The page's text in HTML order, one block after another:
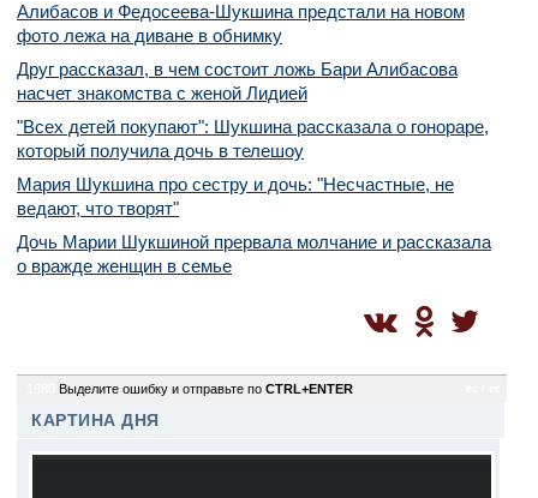
Алибасов и Федосеева-Шукшина предстали на новом
фото лежа на диване в обнимку
Друг рассказал, в чем состоит ложь Бари Алибасова
насчет знакомства с женой Лидией
"Всех детей покупают": Шукшина рассказала о гонораре,
который получила дочь в телешоу
Мария Шукшина про сестру и дочь: "Несчастные, не
ведают, что творят"
Дочь Марии Шукшиной прервала молчание и рассказала
о вражде женщин в семье
Выделите ошибку и отправьте по CTRL+ENTER
КАРТИНА ДНЯ